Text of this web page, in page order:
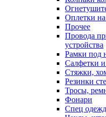
Оплетки на
Прочее
Провода
устройства
Рамки под
Салфетки
Стяжки,
Резинки
Тросы,
Фонари
Спец